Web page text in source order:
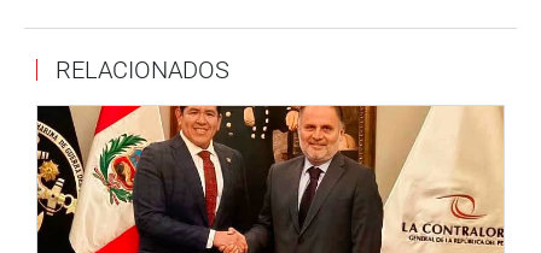
le informó que el Cuadro de Asignación de Personal (CAT)
ya fue enviado a Servir para la regulación del proceso
como indica la Ley.
Cabe señalar que en la región Ica, la Ley benefició a un
total de 300 profesionales entre médicos, enfermeros,
obstetras, odontólogos, y técnicos auxiliares de la salud; y
RELACIONADOS